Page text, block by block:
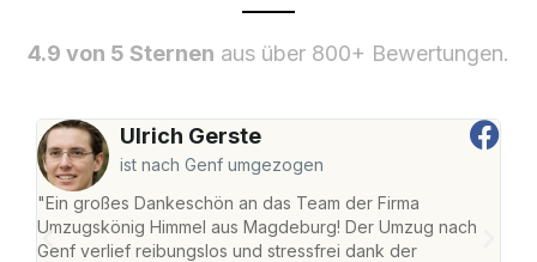
4.9 von 5 Sternen aus über 800+ Bewertungen.
Ulrich Gerste
ist nach Genf umgezogen
"Ein großes Dankeschön an das Team der Firma
Umzugskönig Himmel aus Magdeburg! Der Umzug nach
Genf verlief reibungslos und stressfrei dank der